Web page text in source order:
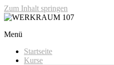
Zum Inhalt springen
Menü
Startseite
Kurse